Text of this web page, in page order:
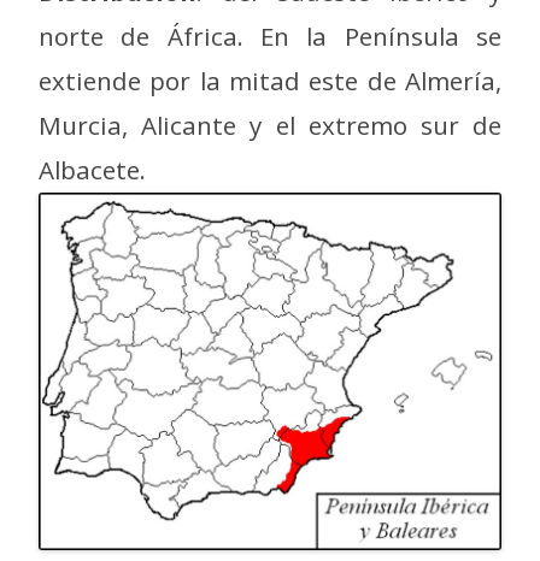
norte de África. En la Península se
extiende por la mitad este de Almería,
Murcia, Alicante y el extremo sur de
Albacete.